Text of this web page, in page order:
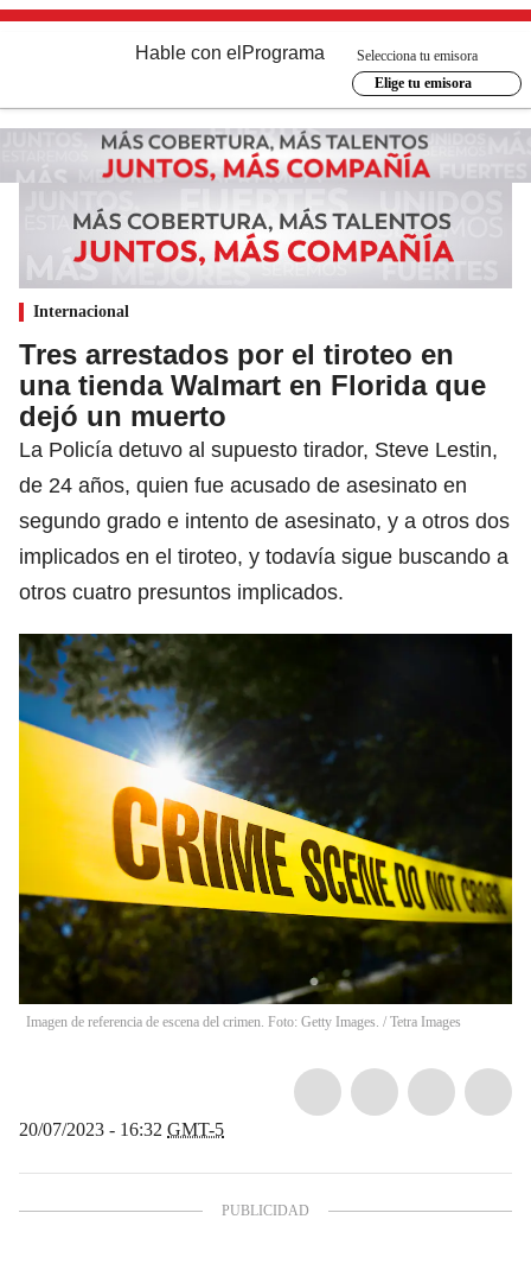
Hable con el Programa
Selecciona tu emisora
Elige tu emisora
Internacional
Tres arrestados por el tiroteo en
una tienda Walmart en Florida que
dejó un muerto
La Policía detuvo al supuesto tirador, Steve Lestin,
de 24 años, quien fue acusado de asesinato en
segundo grado e intento de asesinato, y a otros dos
implicados en el tiroteo, y todavía sigue buscando a
otros cuatro presuntos implicados.
Imagen de referencia de escena del crimen. Foto: Getty Images. / Tetra Images
20/07/2023 - 16:32 GMT-5